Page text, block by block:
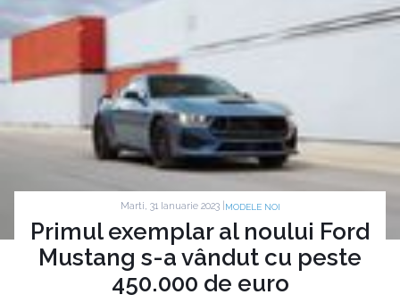
Marti, 31 Ianuarie 2023 | MODELE NOI
Primul exemplar al noului Ford
Mustang s-a vândut cu peste
450.000 de euro